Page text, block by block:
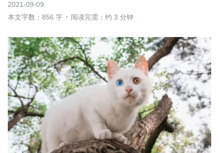
2021-09-09
本文字数：856 字
阅读完需：约 3 分钟